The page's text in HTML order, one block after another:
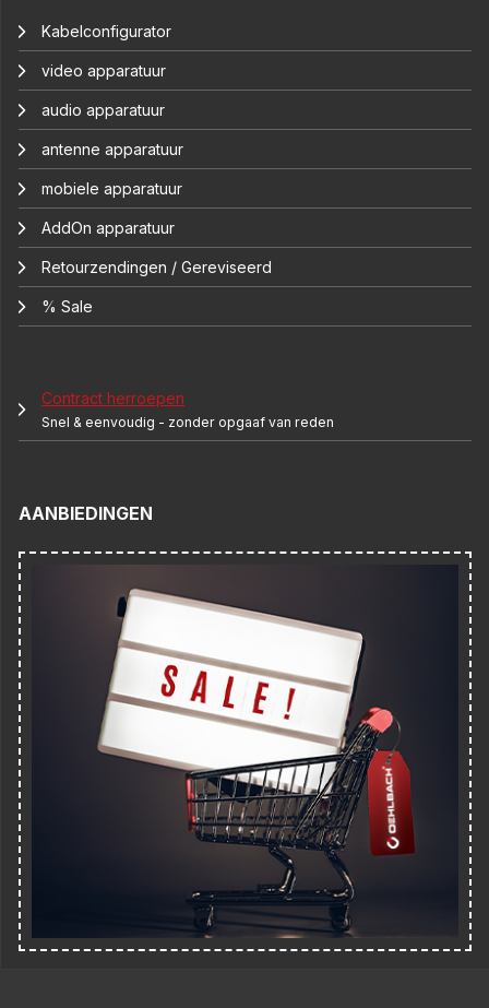
Kabelconfigurator
video apparatuur
audio apparatuur
antenne apparatuur
mobiele apparatuur
AddOn apparatuur
Retourzendingen / Gereviseerd
% Sale
Contract herroepen
Snel & eenvoudig - zonder opgaaf van reden
AANBIEDINGEN